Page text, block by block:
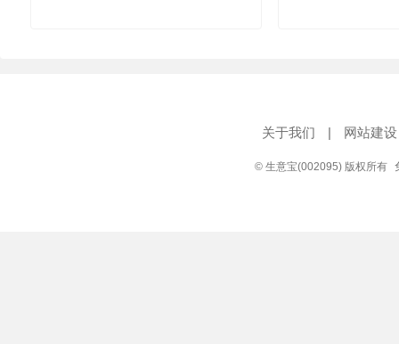
关于我们 | 网站建设
© 生意宝(002095) 版权所有